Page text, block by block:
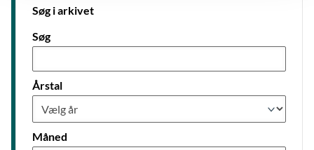
Søg i arkivet
Søg
Årstal
Måned